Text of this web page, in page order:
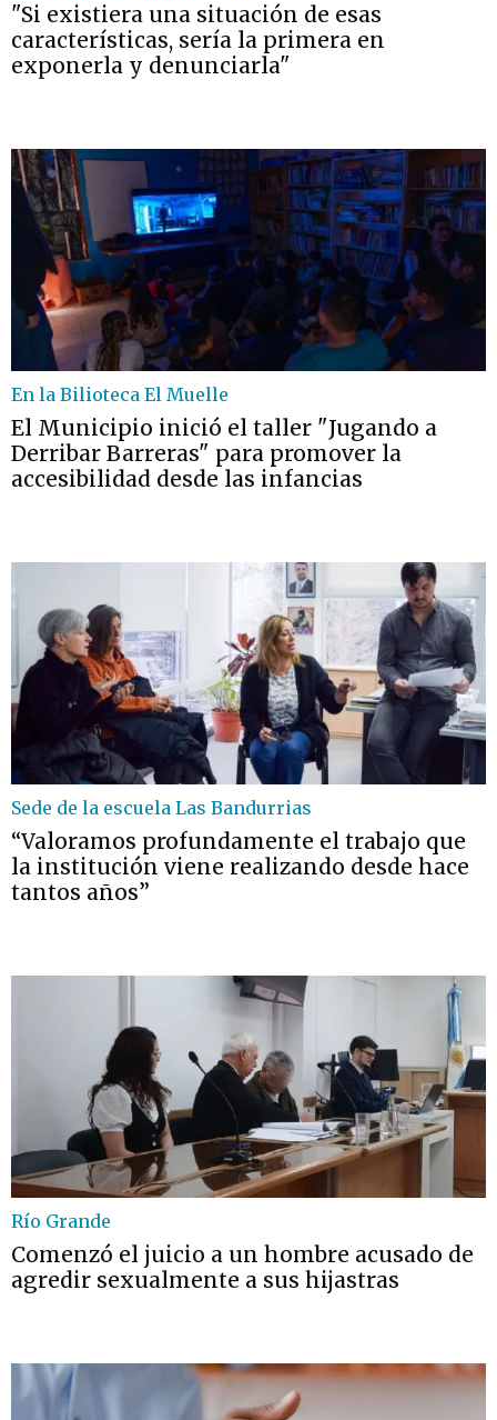
"Si existiera una situación de esas
características, sería la primera en
exponerla y denunciarla"
En la Bilioteca El Muelle
El Municipio inició el taller "Jugando a
Derribar Barreras" para promover la
accesibilidad desde las infancias
Sede de la escuela Las Bandurrias
“Valoramos profundamente el trabajo que
la institución viene realizando desde hace
tantos años”
Río Grande
Comenzó el juicio a un hombre acusado de
agredir sexualmente a sus hijastras